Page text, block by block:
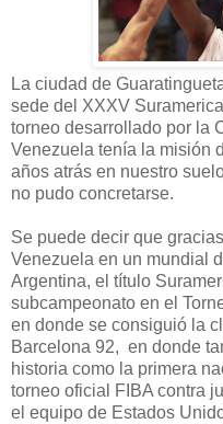
La ciudad de
sede del XXXV
torneo desarrollado por la
Venezuela tenía la misión
años atrás en nuestro
no pudo concretarse.
Se puede decir que
Venezuela en un mundial
Argentina, el título
subcampeonato en el
en donde se consiguió la
Barcelona 92, en donde
historia como la primera
torneo oficial FIBA contra
el equipo de Estados